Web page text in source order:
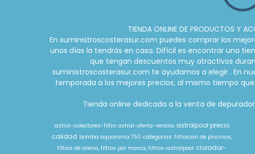
TIENDA ONLINE DE PRODUCTOS Y
En suministroscosterasur.com puedes comprar los
unos días la tendrás en casa. Difícil es encontrar una
que tengan descuentos muy atractivos
suministroscosterasur.com te ayudamos a elegir . En
temporada a los mejores precios; al mismo tiempo
Tienda online dedicada a la venta de
astral-colectores-filtro astral-oferta-verano astralpool precio
calidad bomba aquarama 750 categorias: filtracion de piscinas,
filtros de arena, filtros por marca, filtros-astralpool clorador-